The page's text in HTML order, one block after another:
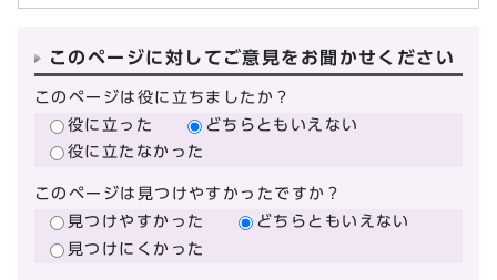
このページに対してご意見をお聞かせください
このページは役に立ちましたか？
役に立った
どちらともいえない
役に立たなかった
このページは見つけやすかったですか？
見つけやすかった
どちらともいえない
見つけにくかった